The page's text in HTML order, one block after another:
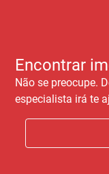
Encontrar
Não se preocupe.
especialista irá te